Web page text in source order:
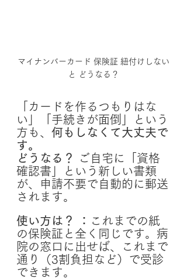
マイナンバーカード 保険証 紐付けしない
と どうなる？
「カードを作るつもりはな
い」「手続きが面倒」という
方も、 何もしなくて大丈夫で
す。
どうなる？
ご自宅に「資格
確認書」という新しい書類
が、申請不要で自動的に郵送
されます。
使い方は？ ： これまでの紙
の保険証と全く同じです。病
院の窓口に出せば、これまで
通り（3割負担など）で受診
できます。